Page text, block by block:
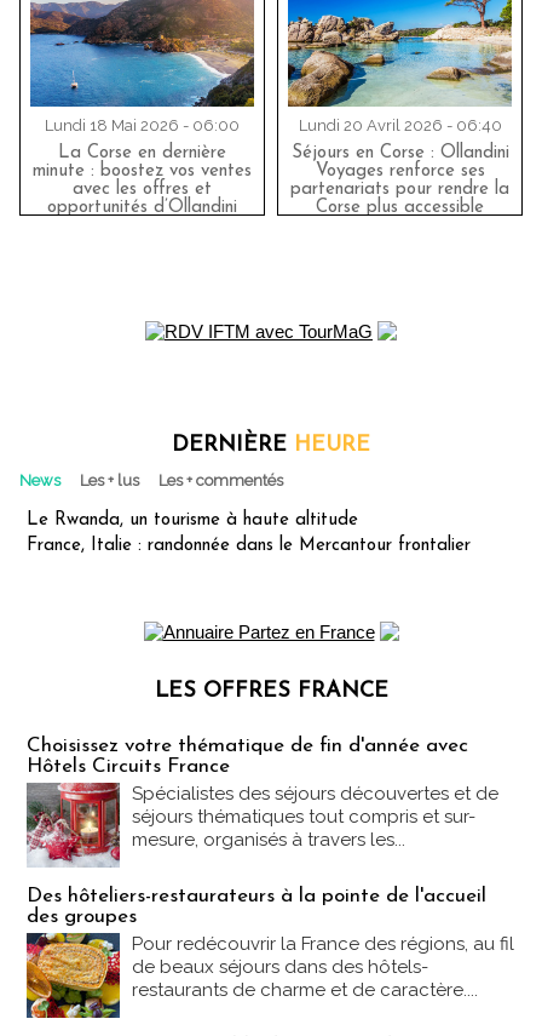
Lundi 18 Mai 2026 - 06:00
La Corse en dernière
minute : boostez vos ventes
avec les offres et
opportunités d’Ollandini
Lundi 20 Avril 2026 - 06:40
Séjours en Corse : Ollandini
Voyages renforce ses
partenariats pour rendre la
Corse plus accessible
DERNIÈRE HEURE
News Les + lus Les + commentés
Le Rwanda, un tourisme à haute altitude
France, Italie : randonnée dans le Mercantour frontalier
LES OFFRES FRANCE
Choisissez votre thématique de fin d'année avec
Hôtels Circuits France
Spécialistes des séjours découvertes et de
séjours thématiques tout compris et sur-
mesure, organisés à travers les...
Des hôteliers-restaurateurs à la pointe de l'accueil
des groupes
Pour redécouvrir la France des régions, au fil
de beaux séjours dans des hôtels-
restaurants de charme et de caractère....